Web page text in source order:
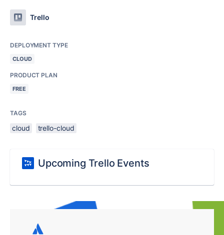
Trello
DEPLOYMENT TYPE
CLOUD
PRODUCT PLAN
FREE
TAGS
cloud trello-cloud
Upcoming Trello Events